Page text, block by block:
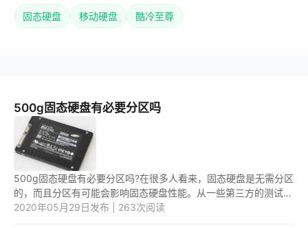
固态硬盘 移动硬盘 酷冷至尊
500g固态硬盘有必要分区吗
500g固态硬盘有必要分区吗?在很多人看来，固态硬盘是无需分区
的，而且分区有可能会影响固态硬盘性能。从一些第三方的测试数
据来看，分区并不会影响固态硬盘的性能。由于固态硬盘主要用来
2020年05月29日发布 | 263次阅读